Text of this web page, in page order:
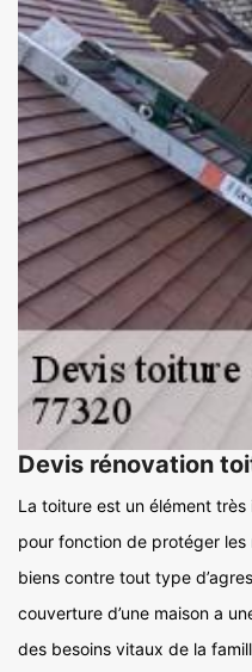
Devis rénovation
La toiture est un élément
pour fonction de protéger
biens contre tout type
couverture d’une maison a
des besoins vitaux de la